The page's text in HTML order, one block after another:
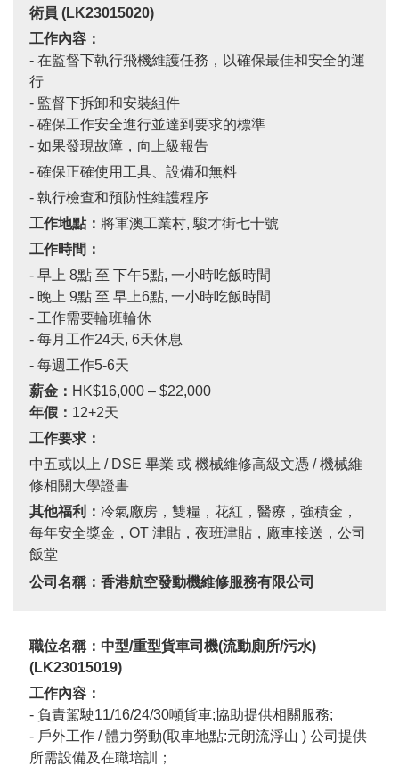
術員 (LK23015020)
工作內容：
- 在監督下執行飛機維護任務，以確保最佳和安全的運
行
- 監督下拆卸和安裝組件
- 確保工作安全進行並達到要求的標準
- 如果發現故障，向上級報告
- 確保正確使用工具、設備和無料
- 執行檢查和預防性維護程序
工作地點： 將軍澳工業村, 駿才街七十號
工作時間：
- 早上 8點 至 下午5點, 一小時吃飯時間
- 晚上 9點 至 早上6點, 一小時吃飯時間
- 工作需要輪班輪休
- 每月工作24天, 6天休息
- 每週工作5-6天
薪金： HK$16,000 – $22,000
年假： 12+2天
工作要求：
中五或以上 / DSE 畢業 或 機械維修高級文憑 /機械維
修相關大學證書
其他福利： 冷氣廠房，雙糧，花紅，醫療，強積金，
每年安全獎金， OT 津貼，夜班津貼，廠車接送，公司
飯堂
公司名稱：香港航空發動機維修服務有限公司
職位名稱： 中型/重型貨車司機(流動廁所/污水)
(LK23015019)
工作內容：
- 負責駕駛11/16/24/30噸貨車;協助提供相關服務;
- 戶外工作 /體力勞動(取車地點:元朗流浮山 ) 公司提供
所需設備及在職培訓；